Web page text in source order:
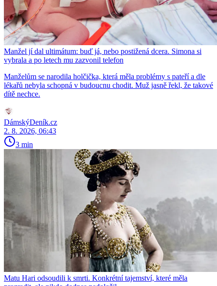
Manžel jí dal ultimátum: buď já, nebo postižená dcera. Simona si
vybrala a po letech mu zazvonil telefon
Manželům se narodila holčička, která měla problémy s pateří a dle
lékařů nebyla schopná v budoucnu chodit. Muž jasně řekl, že takové
dítě nechce.
DámskýDeník.cz
2. 8. 2026, 06:43
3 min
Matu Hari odsoudili k smrti. Konkrétní tajemství, které měla